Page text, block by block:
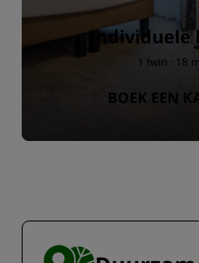
Individuele
1 twin · 18
BOEK EEN